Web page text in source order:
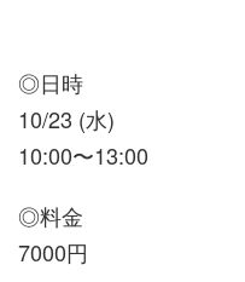
◎日時
10/23 (水)
10:00〜13:00
◎料金
7000円